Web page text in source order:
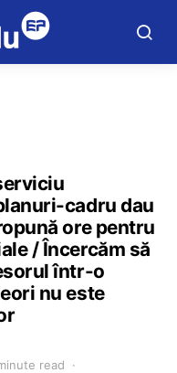
cadru dau
ore pentru
/ Încercăm să
într-o
nu este
read